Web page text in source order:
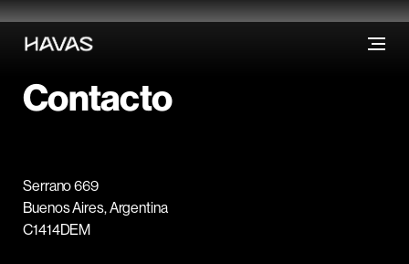
Contacto
Serrano 669
Buenos Aires, Argentina
C1414DEM